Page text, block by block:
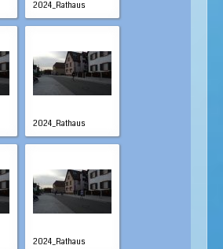
2024_Rathaus
2024_Rathaus
2024_Rathaus